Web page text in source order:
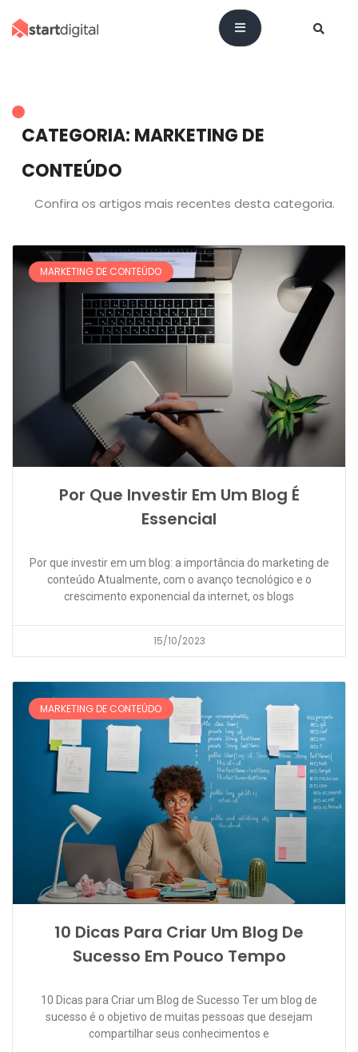
CATEGORIA: MARKETING DE
CONTEÚDO
Confira os artigos mais recentes desta categoria.
MARKETING DE CONTEÚDO
Por Que Investir Em Um Blog É
Essencial
Por que investir em um blog: a importância do marketing de
conteúdo Atualmente, com o avanço tecnológico e o
crescimento exponencial da internet, os blogs
15/10/2023
MARKETING DE CONTEÚDO
10 Dicas Para Criar Um Blog De
Sucesso Em Pouco Tempo
10 Dicas para Criar um Blog de Sucesso Ter um blog de
sucesso é o objetivo de muitas pessoas que desejam
compartilhar seus conhecimentos e